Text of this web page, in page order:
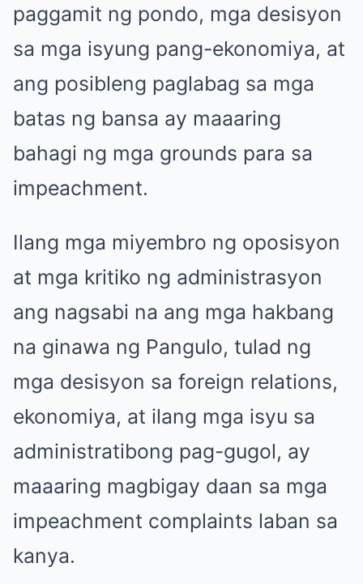
paggamit ng pondo, mga desisyon
sa mga isyung pang-ekonomiya, at
ang posibleng paglabag sa mga
batas ng bansa ay maaaring
bahagi ng mga grounds para sa
impeachment.
Ilang mga miyembro ng oposisyon
at mga kritiko ng administrasyon
ang nagsabi na ang mga hakbang
na ginawa ng Pangulo, tulad ng
mga desisyon sa foreign relations,
ekonomiya, at ilang mga isyu sa
administratibong pag-gugol, ay
maaaring magbigay daan sa mga
impeachment complaints laban sa
kanya.